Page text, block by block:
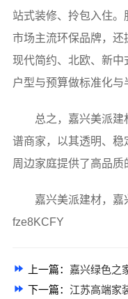
站式装修、拎包入住。
市场主流环保品牌，还
现代简约、北欧、新
户型与预算做标准化与
总之，嘉兴美派建
谱商家，以其透明、稳
周边家庭提供了高品质
嘉兴美派建材，嘉
fze8KCFY
上一篇： 嘉兴绿色之家
下一篇： 江苏高端家